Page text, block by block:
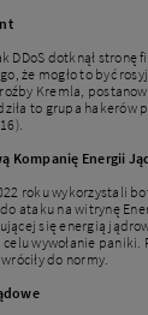
DDoS dotknął stronę
że mogło to być
Kremla,
to grupa hakerów
Kompanię Energii
roku wykorzystali
ataku na witrynę
się energią
wywołanie
do normy.